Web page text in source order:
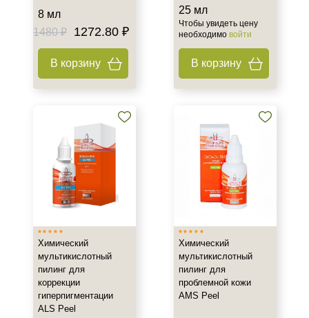
8 мл
1480 ₽
1272.80 ₽
В корзину
25 мл
Чтобы увидеть цену
необходимо войти
В корзину
Химический
мультикислотный
пилинг для
коррекции
гиперпигментации
ALS Peel
Химический
мультикислотный
пилинг для
проблемной кожи
AMS Peel